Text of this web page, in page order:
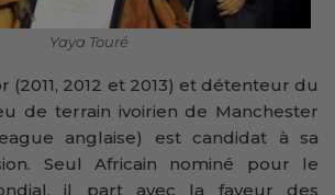
Yaya Touré
(2011, 2012 et 2013) et détenteur du
de terrain ivoirien de Manchester
anglaise) est candidat à sa
Seul Africain nominé pour le
il part avec la faveur des